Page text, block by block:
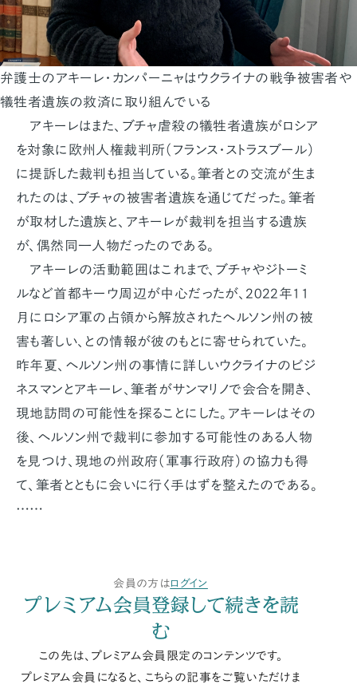
弁護士のアキーレ・カンパーニャはウクライナの戦争被害者や
犠牲者遺族の救済に取り組んでいる
アキーレはまた、ブチャ虐殺の犠牲者遺族がロシア
を対象に欧州人権裁判所（フランス・ストラスブール）
に提訴した裁判も担当している。筆者との交流が生ま
れたのは、ブチャの被害者遺族を通じてだった。筆者
が取材した遺族と、アキーレが裁判を担当する遺族
が、偶然同一人物だったのである。
アキーレの活動範囲はこれまで、ブチャやジトーミ
ルなど首都キーウ周辺が中心だったが、2022年11
月にロシア軍の占領から解放されたヘルソン州の被
害も著しい、との情報が彼のもとに寄せられていた。
昨年夏、ヘルソン州の事情に詳しいウクライナのビジ
ネスマンとアキーレ、筆者がサンマリノで会合を開き、
現地訪問の可能性を探ることにした。アキーレはその
後、ヘルソン州で裁判に参加する可能性のある人物
を見つけ、現地の州政府（軍事行政府）の協力も得
て、筆者とともに会いに行く手はずを整えたのである。
……
会員の方はログイン
プレミアム会員登録して続きを読
む
この先は、プレミアム会員限定のコンテンツです。
プレミアム会員になると、こちらの記事をご覧いただけま